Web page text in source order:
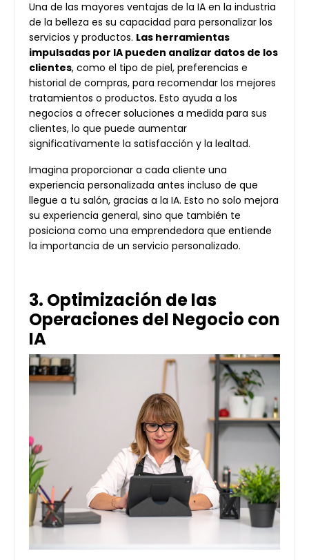
Una de las mayores ventajas de la IA en la industria
de la belleza es su capacidad para personalizar los
servicios y productos. Las herramientas
impulsadas por IA pueden analizar datos de los
clientes, como el tipo de piel, preferencias e
historial de compras, para recomendar los mejores
tratamientos o productos. Esto ayuda a los
negocios a ofrecer soluciones a medida para sus
clientes, lo que puede aumentar
significativamente la satisfacción y la lealtad.
Imagina proporcionar a cada cliente una
experiencia personalizada antes incluso de que
llegue a tu salón, gracias a la IA. Esto no solo mejora
su experiencia general, sino que también te
posiciona como una emprendedora que entiende
la importancia de un servicio personalizado.
3. Optimización de las
Operaciones del Negocio con
IA